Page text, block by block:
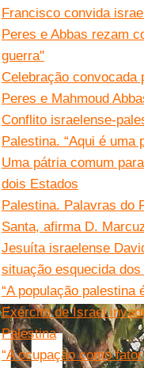
Francisco convida
Peres e Abbas rezam
guerra''
Celebração convocada
Peres e Mahmoud
Conflito israelense-
Palestina. “Aqui é uma
Uma pátria comum
dois Estados
Palestina. Palavras do
Santa, afirma D.
Jesuíta israelense
situação esquecida
“A população
Exército de Israel
Palestina
“A ocupação como